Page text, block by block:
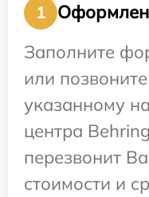
1
Заполните
или
указанному
центра
перезвонит
стоимости и